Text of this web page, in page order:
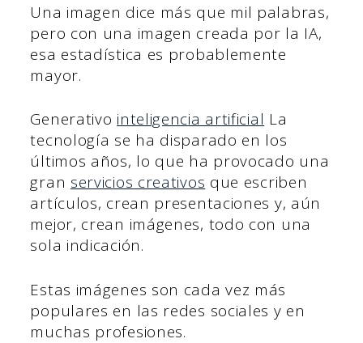
Una imagen dice más que mil palabras,
pero con una imagen creada por la IA,
esa estadística es probablemente
mayor.
Generativo inteligencia artificial La
tecnología se ha disparado en los
últimos años, lo que ha provocado una
gran servicios creativos que escriben
artículos, crean presentaciones y, aún
mejor, crean imágenes, todo con una
sola indicación.
Estas imágenes son cada vez más
populares en las redes sociales y en
muchas profesiones.